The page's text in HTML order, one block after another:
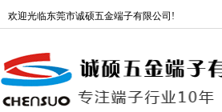
欢迎光临东莞市诚硕五金端子有限公司!